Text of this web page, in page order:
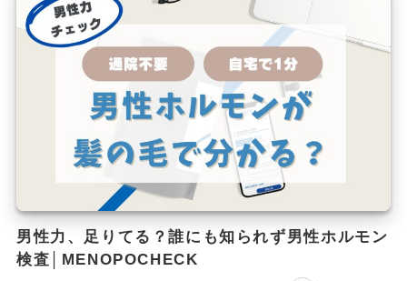
男性力、足りてる？誰にも知られず男性ホルモン
検査│MENOPOCHECK